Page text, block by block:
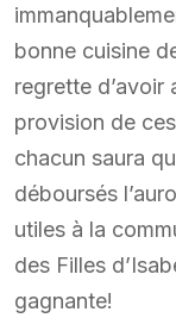
bonne cuisine
regrette d’avoir
provision de
chacun saura
déboursés
utiles à la
des Filles
gagnante!